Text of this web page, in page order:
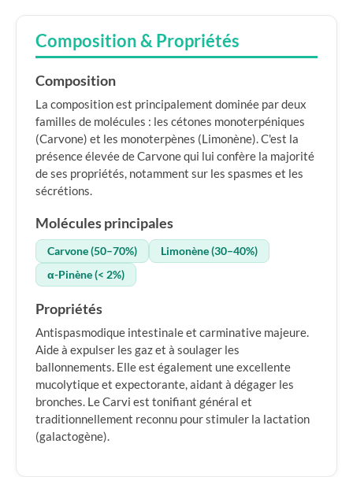
Composition & Propriétés
Composition
La composition est principalement dominée par deux
familles de molécules : les cétones monoterpéniques
(Carvone) et les monoterpènes (Limonène). C'est la
présence élevée de Carvone qui lui confère la majorité
de ses propriétés, notamment sur les spasmes et les
sécrétions.
Molécules principales
Carvone (50–70%)
Limonène (30–40%)
α-Pinène (< 2%)
Propriétés
Antispasmodique intestinale et carminative majeure.
Aide à expulser les gaz et à soulager les
ballonnements. Elle est également une excellente
mucolytique et expectorante, aidant à dégager les
bronches. Le Carvi est tonifiant général et
traditionnellement reconnu pour stimuler la lactation
(galactogène).